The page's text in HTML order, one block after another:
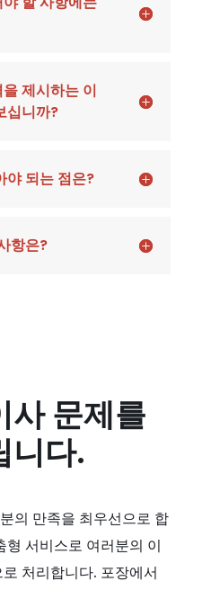
제시하는 이
십니까?
야 되는 점은?
항은?
사 문제를
니다.
의 만족을 최우선으로 합
서비스로 여러분의 이
처리합니다. 포장에서